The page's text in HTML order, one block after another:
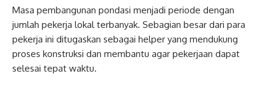
Masa pembangunan pondasi menjadi periode dengan
jumlah pekerja lokal terbanyak. Sebagian besar dari para
pekerja ini ditugaskan sebagai helper yang mendukung
proses konstruksi dan membantu agar pekerjaan dapat
selesai tepat waktu.